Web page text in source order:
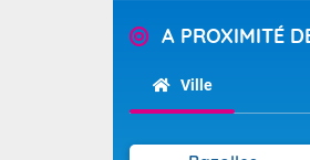
A PROXIMITÉ
Ville